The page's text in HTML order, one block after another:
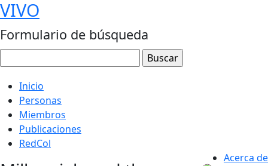
VIVO
Formulario de búsqueda
Inicio
Personas
Miembros
Publicaciones
RedCol
Acerca de